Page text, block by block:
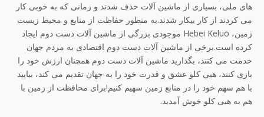
های ملی، بسیاری از ماشین آلات حذف شدند و زمانی که به خوبی کار
می کردند از کار بیکار شدند.به منظور حفاظت از منابع و محیط زیست
زمین، Hebei Keluo موجودی بزرگی از ماشین آلات دست دوم ایجاد
کرده است.برخی از ماشین آلات دست دوم اقتصادی به مردم جهان
خدمت می کنند، بگذارید ماشین آلات دست دوم همچنان ارزش خود را
بازی کنند، هبی کلو عشق و قدرت خود را به جهان تقدیم می کند، بیایید
با هم سهم خود را در منابع زمین سهیم کنیم!برای محافظت از زمین با
هم به هبی کلو خوش آمدید.